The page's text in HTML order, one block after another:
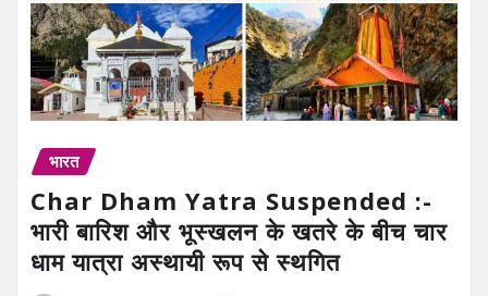
भारत
Char Dham Yatra Suspended :-
भारी बारिश और भूस्खलन के खतरे के बीच चार
धाम यात्रा अस्थायी रूप से स्थगित